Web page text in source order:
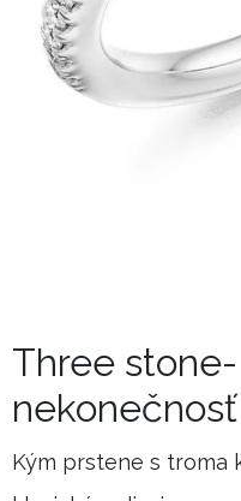
Three
nekonečnosť
Kým prstene s troma